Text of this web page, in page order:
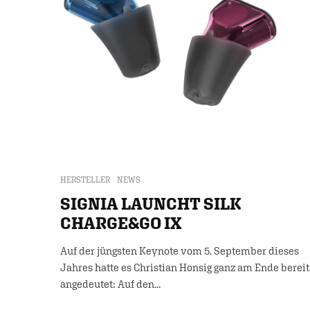
HERSTELLER NEWS
SIGNIA LAUNCHT SILK
CHARGE&GO IX
Auf der jüngsten Keynote vom 5. September dieses
Jahres hatte es Christian Honsig ganz am Ende
angedeutet: Auf den...